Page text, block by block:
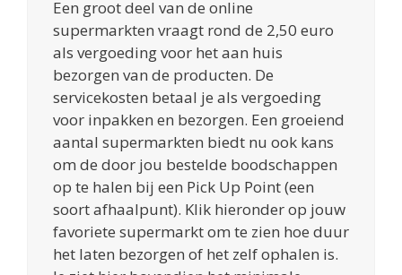
Een groot deel van de online
supermarkten vraagt rond de 2,50 euro
als vergoeding voor het aan huis
bezorgen van de producten. De
servicekosten betaal je als vergoeding
voor inpakken en bezorgen. Een groeiend
aantal supermarkten biedt nu ook kans
om de door jou bestelde boodschappen
op te halen bij een Pick Up Point (een
soort afhaalpunt). Klik hieronder op jouw
favoriete supermarkt om te zien hoe duur
het laten bezorgen of het zelf ophalen is.